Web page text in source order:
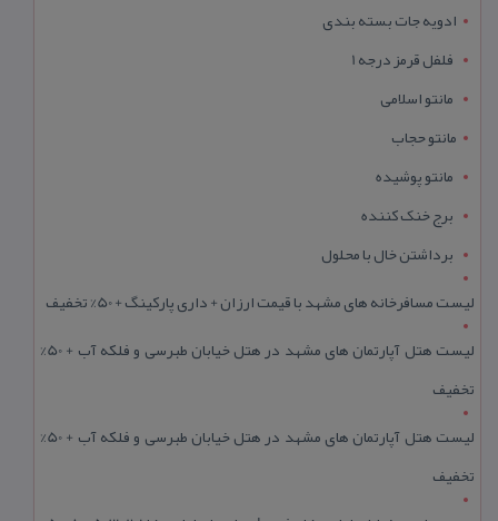
ادویه جات بسته بندی
فلفل قرمز درجه 1
مانتو اسلامی
مانتو حجاب
مانتو پوشیده
برج خنک کننده
برداشتن خال با محلول
لیست مسافرخانه های مشهد با قیمت ارزان + داری پارکینگ + 50% تخفیف
لیست هتل آپارتمان های مشهد در هتل خیابان طبرسی و فلکه آب + 50%
تخفیف
لیست هتل آپارتمان های مشهد در هتل خیابان طبرسی و فلکه آب + 50%
تخفیف